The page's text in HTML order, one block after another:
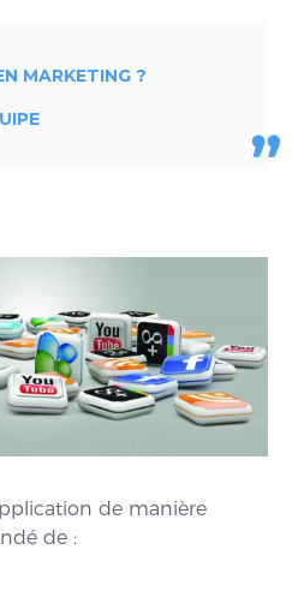
MARKETING ?
de manière
de :